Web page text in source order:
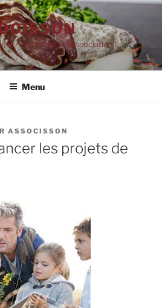
vos projets d'Association !
Menu
ASSOCISSON
les projets de